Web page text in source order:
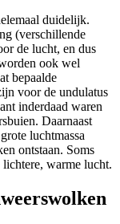
duidelijk.
(verschillende
de lucht, en dus
ook wel
bepaalde
voor de undulatus
inderdaad waren
Daarnaast
luchtmassa
ontstaan. Soms
warme lucht.